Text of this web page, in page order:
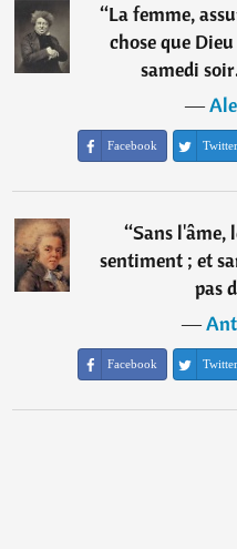
“La femme,
chose que
samedi
―
Facebook Twitter
“Sans l'âme,
sentiment ; et
pas
―
Facebook Twitter